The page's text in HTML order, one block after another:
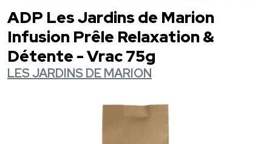
ADP Les Jardins de Marion
Infusion Prêle Relaxation &
Détente - Vrac 75g
LES JARDINS DE MARION